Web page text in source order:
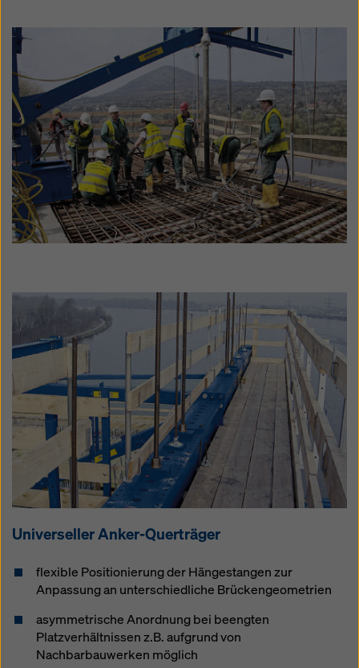
Universeller Anker-Querträger
flexible Positionierung der Hängestangen zur
Anpassung an unterschiedliche Brückengeometrien
asymmetrische Anordnung bei beengten
Platzverhältnissen z.B. aufgrund von
Nachbarbauwerken möglich